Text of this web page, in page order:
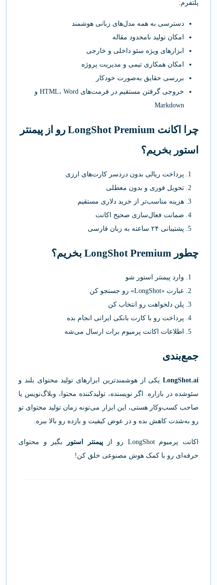
پلتفرم:
دسترسی به همه مدل‌های زبانی هوشمند
امکان تولید نامحدود مقاله
ابزارهای ویژه سئو داخلی و خارجی
امکان همکاری تیمی و مدیریت پروژه
بررسی حقایق به‌صورت خودکار
خروجی گرفتن مستقیم در فرمت‌های HTML، Word و
Markdown
چرا اکانت LongShot Premium رو از پیمنتر
استور بخریم؟
پرداخت ریالی بدون دردسر کارت‌های ارزی
تحویل فوری و بدون معطلی
هزینه مناسب‌تر از خرید دلاری مستقیم
ضمانت فعال‌سازی صحیح اکانت
پشتیبانی ۲۴ ساعته به زبان فارسی
چطور LongShot Premium بخریم؟
وارد پیمنتر استور شو
عبارت «LongShot» رو جستجو کن
پلن دلخواهت رو انتخاب کن
پرداخت رو با کارت بانکی ایرانی انجام بده
اطلاعات اکانت پرمیوم برات ارسال می‌شه
جمع‌بندی
LongShot.ai یکی از هوشمندترین ابزارهای تولید محتوای بلند و
سئو‌شده در بازاره. اگر نویسنده، تولیدکننده محتوا، وبلاگ‌نویس یا
صاحب کسب‌وکار هستی، این ابزار می‌تونه زمان تولید محتوای تو
رو به‌شدت کاهش بده و در عوض کیفیت و بازده رو بالا ببره.
اکانت پرمیوم LongShot رو از پیمنتر استور
بگیر و محتوای
حرفه‌ای رو با کمک هوش مصنوعی خلق کن!